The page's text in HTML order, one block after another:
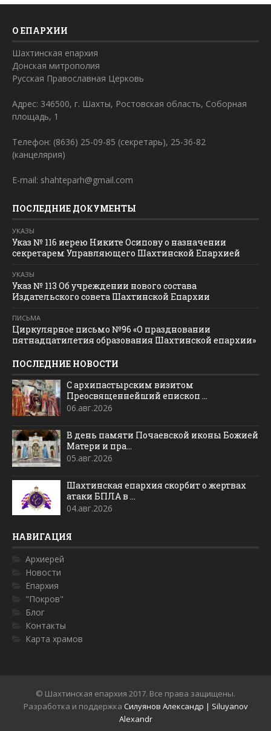
О ЕПАРХИИ
Шахтинская епархия
Донская митрополия
Русская Православная Церковь
Адрес: 346500, г. Шахты, Ростовская область, Соборная
площадь, 1
Телефон: (8636) 25-09-85 (секретарь), 25-36-82
(канцелярия)
E-mail: shahteparh@gmail.com
ПОСЛЕДНИЕ ДОКУМЕНТЫ
УКАЗЫ
Указ № 116 иерею Никите Осипову о назначении
секретарем Управляющего Шахтинской Епархией
УКАЗЫ
Указ № 113 Об учреждении нового состава
Издательского совета Шахтинской Епархии
ПИСЬМА
Циркулярное письмо №96 «О праздновании
пятнадцатилетия образования Шахтинской епархии»
ПОСЛЕДНИЕ НОВОСТИ
С архипастырским визитом
Преосвященнейший епископ ...
06.авг.2026
В день памяти Почаевской иконы Божией
Матери и пра...
05.авг.2026
Шахтинская епархия скорбит о жертвах
атаки БПЛА в ...
04.авг.2026
НАВИГАЦИЯ
Архиерей
Новости
Епархия
"Покров"
Блог
Контакты
Карта храмов
© Шахтинская епархия 2017. Все права защищены.
Разработка и поддержка Силуянов Александр | Siluyanov
Alexandr